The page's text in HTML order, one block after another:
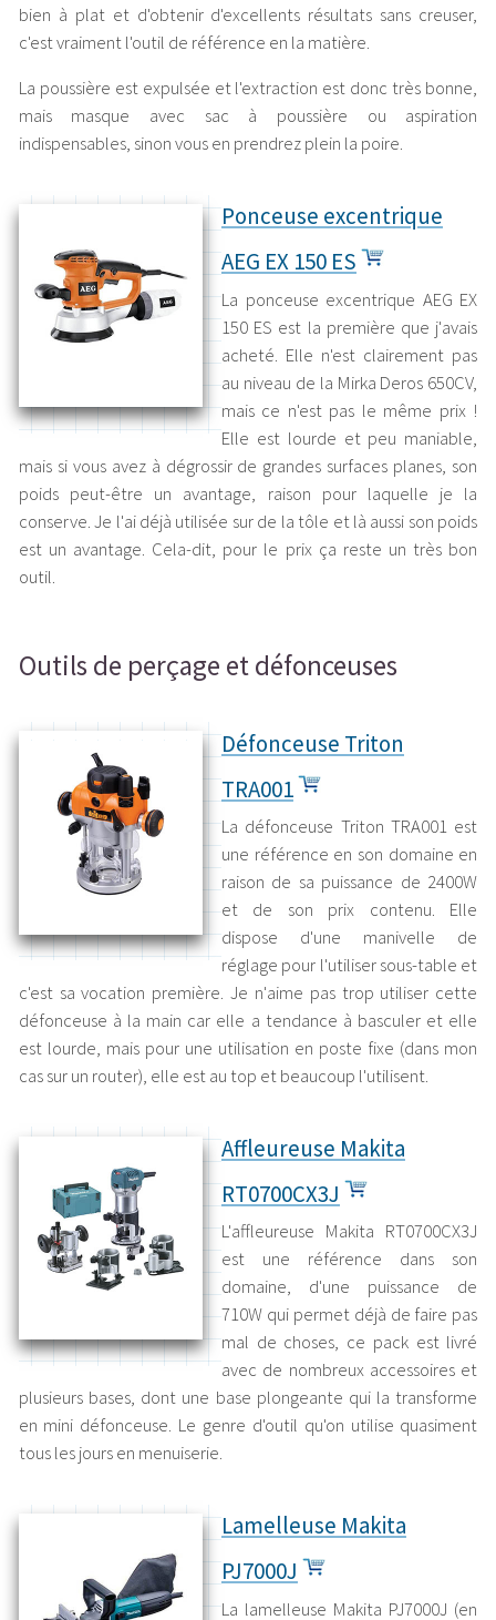
bien à plat et d'obtenir d'excellents résultats sans creuser,
c'est vraiment l'outil de référence en la matière.
La poussière est expulsée et l'extraction est donc très bonne,
mais masque avec sac à poussière ou aspiration
indispensables, sinon vous en prendrez plein la poire.
Ponceuse excentrique
AEG EX 150 ES
La ponceuse excentrique AEG EX
150 ES est la première que j'avais
acheté. Elle n'est clairement pas
au niveau de la Mirka Deros 650CV,
mais ce n'est pas le même prix !
Elle est lourde et peu maniable,
mais si vous avez à dégrossir de grandes surfaces planes, son
poids peut-être un avantage, raison pour laquelle je la
conserve. Je l'ai déjà utilisée sur de la tôle et là aussi son poids
est un avantage. Cela-dit, pour le prix ça reste un très bon
outil.
Outils de perçage et défonceuses
Défonceuse Triton
TRA001
La défonceuse Triton TRA001 est
une référence en son domaine en
raison de sa puissance de 2400W
et de son prix contenu. Elle
dispose d'une manivelle de
réglage pour l'utiliser sous-table et
c'est sa vocation première. Je n'aime pas trop utiliser cette
défonceuse à la main car elle a tendance à basculer et elle
est lourde, mais pour une utilisation en poste fixe (dans mon
cas sur un router), elle est au top et beaucoup l'utilisent.
Affleureuse Makita
RT0700CX3J
L'affleureuse Makita RT0700CX3J
est une référence dans son
domaine, d'une puissance de
710W qui permet déjà de faire pas
mal de choses, ce pack est livré
avec de nombreux accessoires et
plusieurs bases, dont une base plongeante qui la transforme
en mini défonceuse. Le genre d'outil qu'on utilise quasiment
tous les jours en menuiserie.
Lamelleuse Makita
PJ7000J
La lamelleuse Makita PJ7000J (en